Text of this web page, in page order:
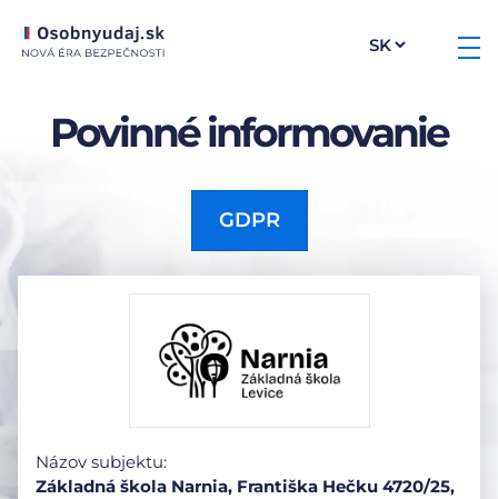
Povinné informovanie
GDPR
Názov subjektu:
Základná škola Narnia, Františka Hečku 4720/25,